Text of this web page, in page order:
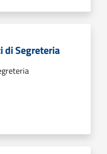
Segreteria